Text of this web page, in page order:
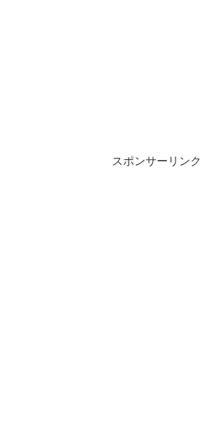
スポンサーリンク